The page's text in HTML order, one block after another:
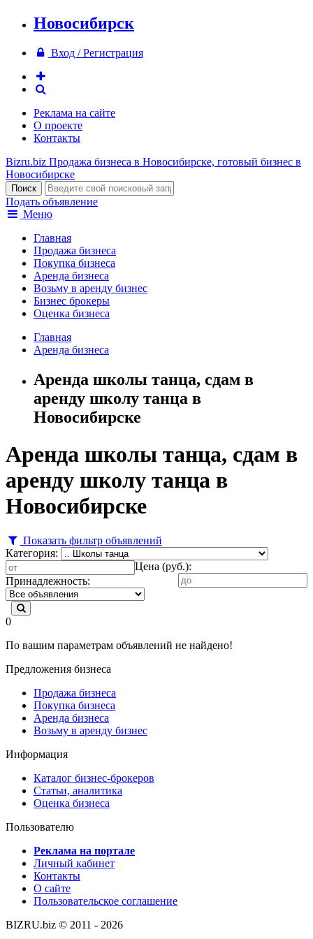
Новосибирск
Вход / Регистрация
Реклама на сайте
О проекте
Контакты
Bizru.biz Продажа бизнеса в Новосибирске, готовый бизнес в
Новосибирске
Подать объявление
Меню
Главная
Продажа бизнеса
Покупка бизнеса
Аренда бизнеса
Возьму в аренду бизнес
Бизнес брокеры
Оценка бизнеса
Главная
Аренда бизнеса
Аренда школы танца, сдам в
аренду школу танца в
Новосибирске
Аренда школы танца, сдам в
аренду школу танца в
Новосибирске
Показать фильтр объявлений
Категория:
Цена (руб.):
Принадлежность:
0
По вашим параметрам объявлений не найдено!
Предложения бизнеса
Продажа бизнеса
Покупка бизнеса
Аренда бизнеса
Возьму в аренду бизнес
Информация
Каталог бизнес-брокеров
Статьи, аналитика
Оценка бизнеса
Пользователю
Реклама на портале
Личный кабинет
Контакты
О сайте
Пользовательское соглашение
BIZRU.biz © 2011 - 2026